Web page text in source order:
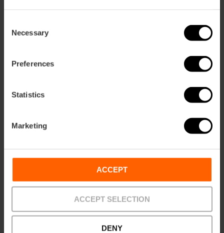
Selection
Necessary
Preferences
Statistics
Marketing
ACCEPT
ACCEPT SELECTION
DENY